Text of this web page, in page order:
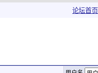
论坛首页